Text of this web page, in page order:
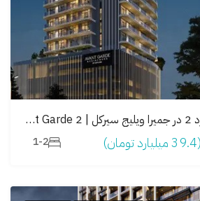
آپارتمان های آوانت گارد 2 در جمیرا ویلیج سیرکل | 2 Avant Garde
1-2